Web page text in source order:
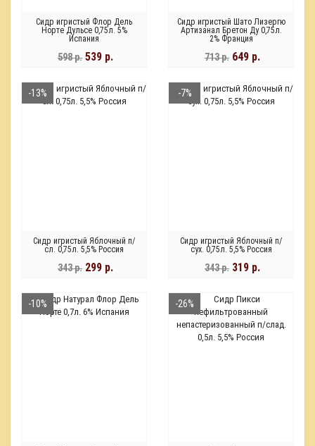
Сидр игристый Флор Дель
Норте Дульсе 0,75л. 5%
Испания
598 р. 539 р.
Сидр игристый Шато Лизергю
Артизанал Бретон Ду 0,75л.
2% Франция
713 р. 649 р.
-13%
Сидр игристый Яблочный п/
сл. 0,75л. 5,5% Россия
343 р. 299 р.
-7%
Сидр игристый Яблочный п/
сух. 0,75л. 5,5% Россия
343 р. 319 р.
-10% -26%